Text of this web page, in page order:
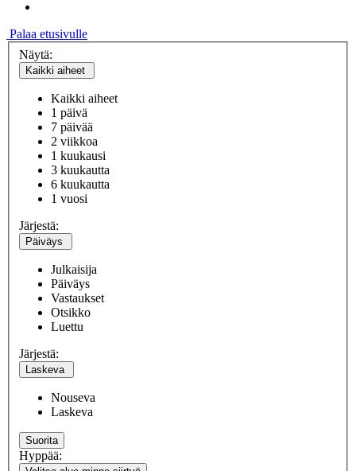
Palaa etusivulle
Näytä:
Kaikki aiheet
Kaikki aiheet
1 päivä
7 päivää
2 viikkoa
1 kuukausi
3 kuukautta
6 kuukautta
1 vuosi
Järjestä:
Päiväys
Julkaisija
Päiväys
Vastaukset
Otsikko
Luettu
Järjestä:
Laskeva
Nouseva
Laskeva
Suorita
Hyppää: